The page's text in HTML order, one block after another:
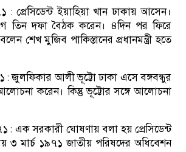
: প্রেসিডেন্ট ইয়াহিয়া খান ঢাকায় আসেন।
তিন দফা বৈঠক করেন। ৪দিন পর ফিরে
শেখ মুজিব পাকিস্তানের প্রধানমন্ত্রী হতে
: জুলফিকার আলী ভূট্টো ঢাকা এসে বঙ্গবন্ধুর
করেন। কিন্তু ভূট্টোর সঙ্গে আলোচনা
: এক সরকারী ঘোষণায় বলা হয় প্রেসিডেন্ট
৩ মার্চ ১৯৭১ জাতীয় পরিষদের অধিবেশন